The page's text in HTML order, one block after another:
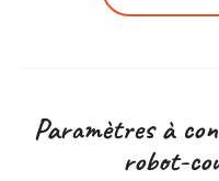
Paramètres à
robot-